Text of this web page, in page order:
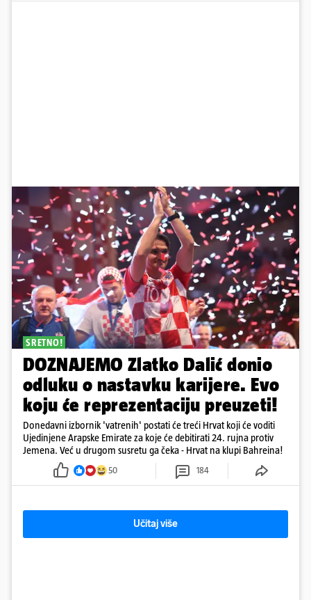
SRETNO!
DOZNAJEMO Zlatko Dalić donio
odluku o nastavku karijere. Evo
koju će reprezentaciju preuzeti!
Donedavni izbornik 'vatrenih' postati će treći Hrvat koji će voditi
Ujedinjene Arapske Emirate za koje će debitirati 24. rujna protiv
Jemena. Već u drugom susretu ga čeka - Hrvat na klupi Bahreina!
50 184
Učitaj više